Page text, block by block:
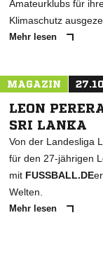
Amateurklubs für
Klimaschutz
Mehr lesen
MAGAZIN
LEON
SRI LANKA
Von der Landesliga
für den 27-jährigen
mit FUSSBALL.DE
Welten.
Mehr lesen